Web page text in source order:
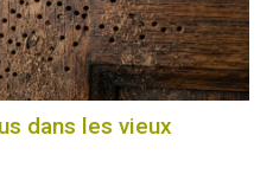
dans les vieux